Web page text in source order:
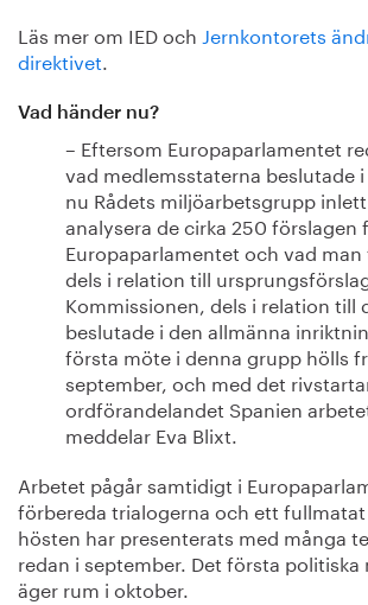
Läs mer om IED och Jernkontorets
direktivet.
Vad händer nu?
– Eftersom Europaparlamentet
vad medlemsstaterna beslutade
nu Rådets miljöarbetsgrupp
analysera de cirka 250 förslagen
Europaparlamentet och vad
dels i relation till
Kommissionen, dels i relation till
beslutade i den allmänna
första möte i denna grupp hölls
september, och med det
ordförandelandet Spanien
meddelar Eva Blixt.
Arbetet pågår samtidigt i
förbereda trialogerna och ett
hösten har presenterats med många
redan i september. Det första
äger rum i oktober.